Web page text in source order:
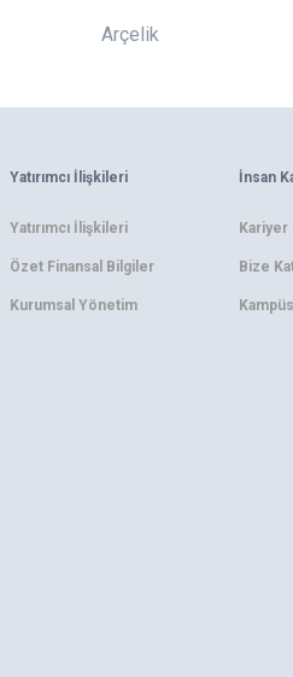
Arçelik
Yatırımcı İlişkileri
Yatırımcı İlişkileri
Özet Finansal Bilgiler
Kurumsal Yönetim
İnsan
Kariyer
Bize